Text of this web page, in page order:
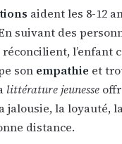
aident les 8-12
suivant des
l’enfant
son empathie et
littérature jeunesse
jalousie, la loyauté,
distance.